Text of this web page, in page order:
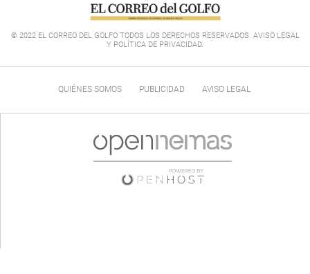
© 2022 EL CORREO DEL GOLFO TODOS LOS DERECHOS RESERVADOS. AVISO LEGAL
Y POLÍTICA DE PRIVACIDAD.
QUIÉNES SOMOS PUBLICIDAD AVISO LEGAL